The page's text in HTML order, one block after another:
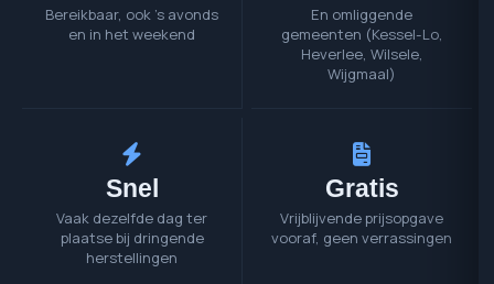
Bereikbaar, ook 's avonds
en in het weekend
En omliggende
gemeenten (Kessel-Lo,
Heverlee, Wilsele,
Wijgmaal)
Snel
Vaak dezelfde dag ter
plaatse bij dringende
herstellingen
Gratis
Vrijblijvende prijsopgave
vooraf, geen verrassingen